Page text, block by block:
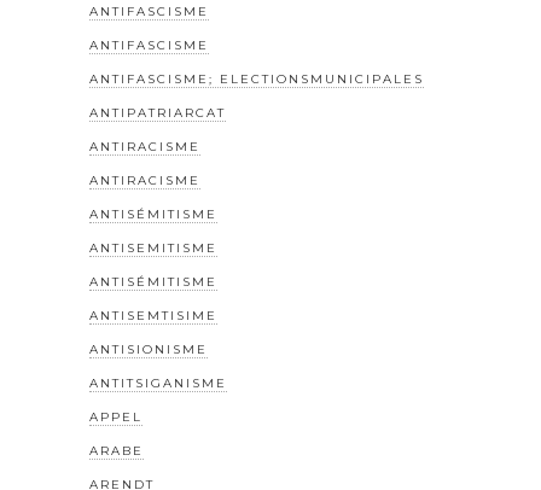
ANTIFASCISME
ANTIFASCISME
ANTIFASCISME; ELECTIONSMUNICIPALES
ANTIPATRIARCAT
ANTIRACISME
ANTIRACISME
ANTISÉMITISME
ANTISEMITISME
ANTISÉMITISME
ANTISEMTISIME
ANTISIONISME
ANTITSIGANISME
APPEL
ARABE
ARENDT